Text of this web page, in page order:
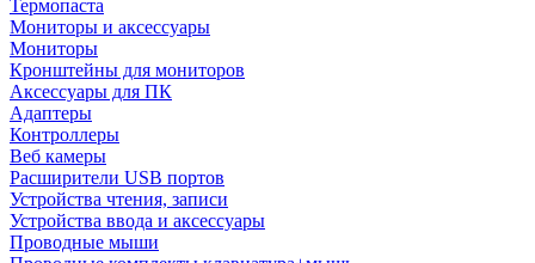
Термопаста
Мониторы и аксессуары
Мониторы
Кронштейны для мониторов
Аксессуары для ПК
Адаптеры
Контроллеры
Веб камеры
Расширители USB портов
Устройства чтения, записи
Устройства ввода и аксессуары
Проводные мыши